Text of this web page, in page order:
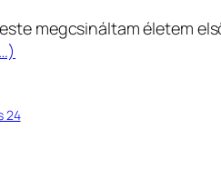
megcsináltam életem
24